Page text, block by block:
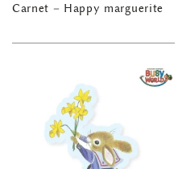
Carnet – Happy marguerite